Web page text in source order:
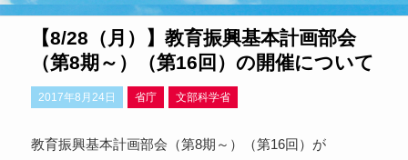
【8/28（月）】教育振興基本計画部会
（第8期～）（第16回）の開催について
2017年8月24日 省庁 文部科学省
教育振興基本計画部会（第8期～）（第16回）が